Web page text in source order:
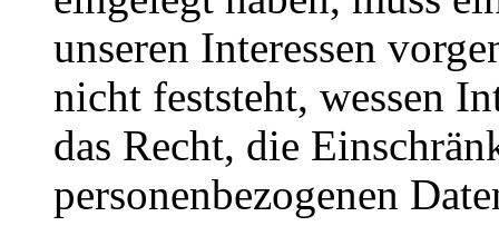
unseren Interessen
nicht feststeht, wessen
das Recht, die
personenbezogenen